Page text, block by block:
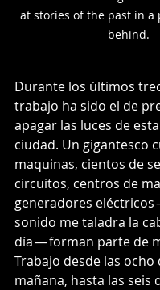
at stories of the past in a
behind.
Durante los últimos
trabajo ha sido el de
apagar las luces de
ciudad. Un gigantesco
maquinas, cientos de
circuitos, centros de
generadores eléctricos
sonido me taladra la
día — forman parte de
Trabajo desde las ocho
mañana, hasta las seis